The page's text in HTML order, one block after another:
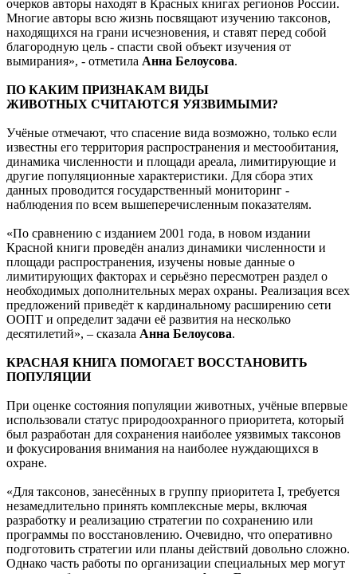
информационные и научные источники и собственные
наблюдения. Достаточно много данных для составления
очерков авторы находят в Красных книгах регионов России.
Многие авторы всю жизнь посвящают изучению таксонов,
находящихся на грани исчезновения, и ставят перед собой
вымирания», - отметилаАнна Белоусова
ЖИВОТНЫХ СЧИТАЮТСЯ УЯЗВИМЫМИ?
Учёные отмечают, что спасение вида возможно, только если
известны его территория распространения и местообитания,
динамика численности и площади ареала, лимитирующие и
другие популяционные характеристики. Для сбора этих
наблюдения по всем вышеперечисленным показателям.
«По сравнению с изданием 2001 года, в новом издании
Красной книги проведён анализ динамики численности и
площади распространения, изучены новые данные о
лимитирующих факторах и серьёзно пересмотрен раздел о
необходимых дополнительных мерах охраны. Реализация всех
предложений приведёт к кардинальному расширению сети
десятилетий», – сказалаАнна Белоусова.
ПОПУЛЯЦИИ
При оценке состояния популяции животных, учёные впервые
использовали статус природоохранного приоритета, который
был разработан для сохранения наиболее уязвимых таксонов
охране.
«Для таксонов, занесённых в группу приоритета I, требуется
незамедлительно принять комплексные меры, включая
разработку и реализацию стратегии по сохранению или
программы по восстановлению. Очевидно, что оперативно